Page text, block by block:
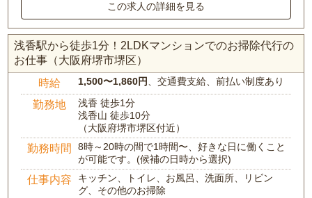
この求人の詳細を見る
浅香駅から徒歩1分！2LDKマンションでのお掃除代行の
お仕事（大阪府堺市堺区）
時給 1,500〜1,860円、交通費支給、前払い制度あり
勤務地
浅香 徒歩1分
浅香山 徒歩10分
（大阪府堺市堺区付近）
勤務時間
8時～20時の間で1時間〜、好きな日に働くこと
が可能です。(候補の日時から選択)
仕事内容
キッチン、トイレ、お風呂、洗面所、リビン
グ、その他のお掃除